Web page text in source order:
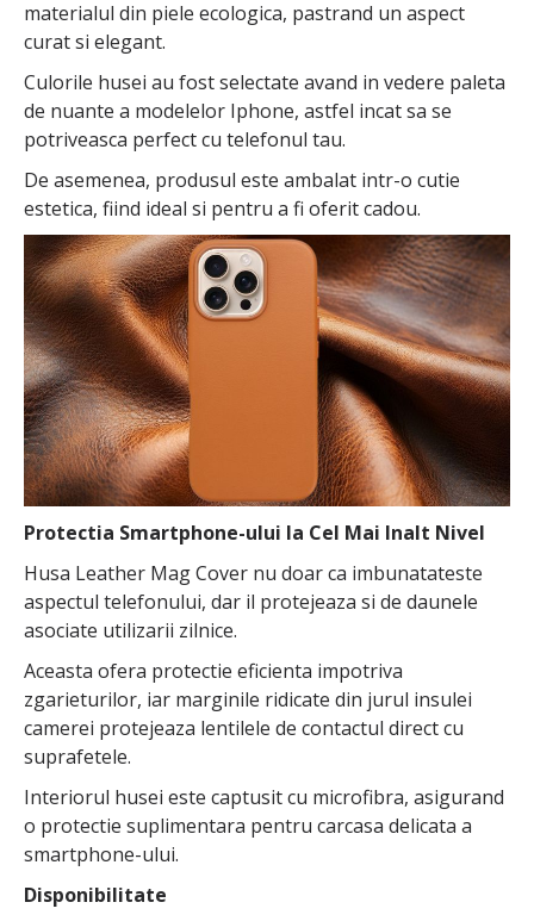
materialul din piele ecologica, pastrand un aspect
curat si elegant.
Culorile husei au fost selectate avand in vedere paleta
de nuante a modelelor Iphone, astfel incat sa se
potriveasca perfect cu telefonul tau.
De asemenea, produsul este ambalat intr-o cutie
estetica, fiind ideal si pentru a fi oferit cadou.
Protectia Smartphone-ului la Cel Mai Inalt Nivel
Husa Leather Mag Cover nu doar ca imbunatateste
aspectul telefonului, dar il protejeaza si de daunele
asociate utilizarii zilnice.
Aceasta ofera protectie eficienta impotriva
zgarieturilor, iar marginile ridicate din jurul insulei
camerei protejeaza lentilele de contactul direct cu
suprafetele.
Interiorul husei este captusit cu microfibra, asigurand
o protectie suplimentara pentru carcasa delicata a
smartphone-ului.
Disponibilitate